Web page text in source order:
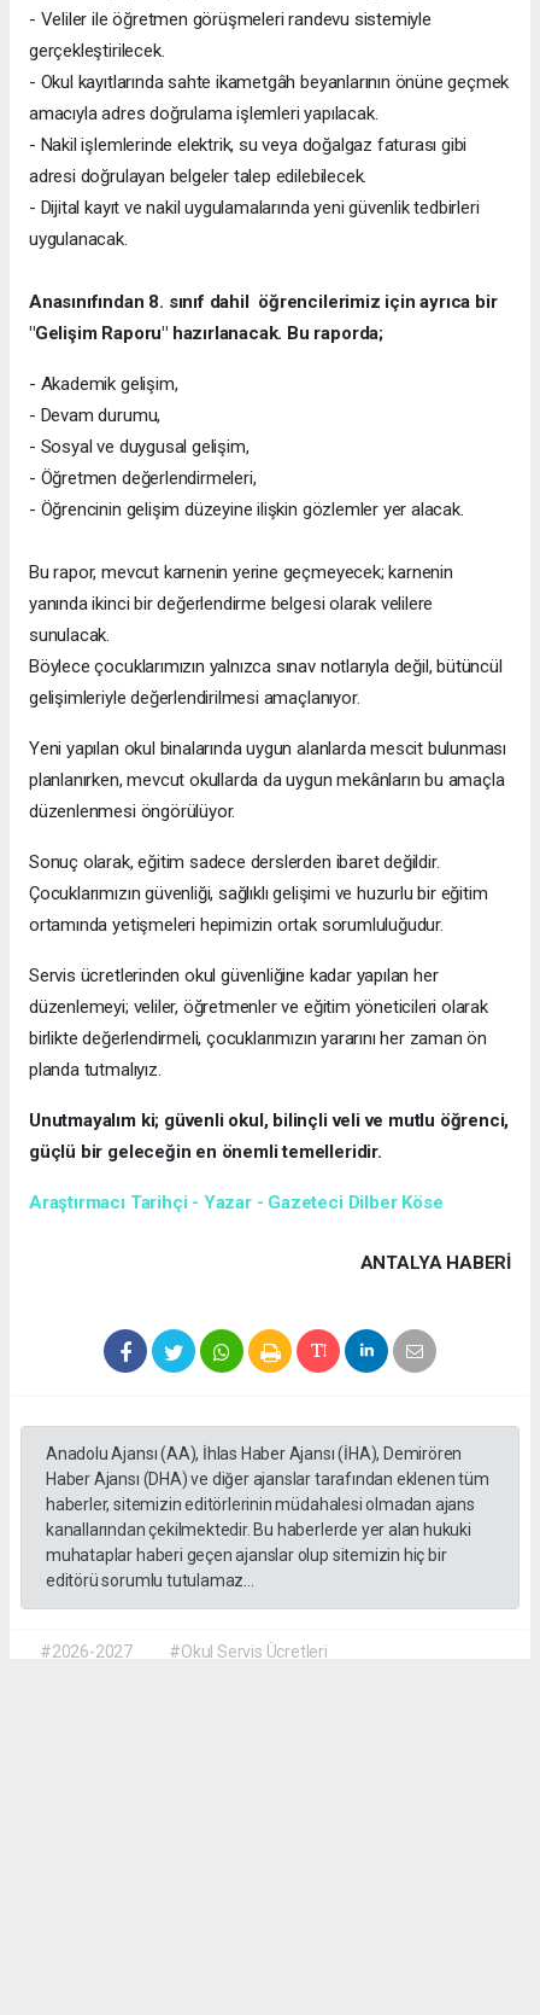
- Veliler ile öğretmen görüşmeleri randevu sistemiyle
gerçekleştirilecek.
- Okul kayıtlarında sahte ikametgâh beyanlarının önüne geçmek
amacıyla adres doğrulama işlemleri yapılacak.
- Nakil işlemlerinde elektrik, su veya doğalgaz faturası gibi
adresi doğrulayan belgeler talep edilebilecek.
- Dijital kayıt ve nakil uygulamalarında yeni güvenlik tedbirleri
uygulanacak.
Anasınıfından 8. sınıf dahil öğrencilerimiz için ayrıca bir
"Gelişim Raporu" hazırlanacak. Bu raporda;
- Akademik gelişim,
- Devam durumu,
- Sosyal ve duygusal gelişim,
- Öğretmen değerlendirmeleri,
- Öğrencinin gelişim düzeyine ilişkin gözlemler yer alacak.
Bu rapor, mevcut karnenin yerine geçmeyecek; karnenin
yanında ikinci bir değerlendirme belgesi olarak velilere
sunulacak.
Böylece çocuklarımızın yalnızca sınav notlarıyla değil, bütüncül
gelişimleriyle değerlendirilmesi amaçlanıyor.
Yeni yapılan okul binalarında uygun alanlarda mescit bulunması
planlanırken, mevcut okullarda da uygun mekânların bu amaçla
düzenlenmesi öngörülüyor.
Sonuç olarak, eğitim sadece derslerden ibaret değildir.
Çocuklarımızın güvenliği, sağlıklı gelişimi ve huzurlu bir eğitim
ortamında yetişmeleri hepimizin ortak sorumluluğudur.
Servis ücretlerinden okul güvenliğine kadar yapılan her
düzenlemeyi; veliler, öğretmenler ve eğitim yöneticileri olarak
birlikte değerlendirmeli, çocuklarımızın yararını her zaman ön
planda tutmalıyız.
Unutmayalım ki; güvenli okul, bilinçli veli ve mutlu öğrenci,
güçlü bir geleceğin en önemli temelleridir.
Araştırmacı Tarihçi - Yazar - Gazeteci Dilber Köse
ANTALYA HABERİ
Anadolu Ajansı (AA), İhlas Haber Ajansı (İHA), Demirören
Haber Ajansı (DHA) ve diğer ajanslar tarafından eklenen tüm
haberler, sitemizin editörlerinin müdahalesi olmadan ajans
kanallarından çekilmektedir. Bu haberlerde yer alan hukuki
muhataplar haberi geçen ajanslar olup sitemizin hiç bir
editörü sorumlu tutulamaz...
#2026-2027
#Okul Servis Ücretleri